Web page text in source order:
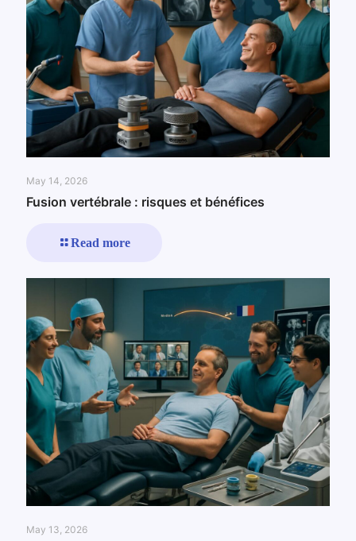
May 14, 2026
Fusion vertébrale : risques et bénéfices
Read more
May 13, 2026